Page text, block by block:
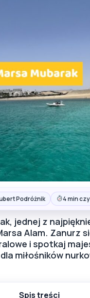
Podróżnik 4 min
jednej z
Alam. Zanurz
i spotkaj
miłośników
Spis treści